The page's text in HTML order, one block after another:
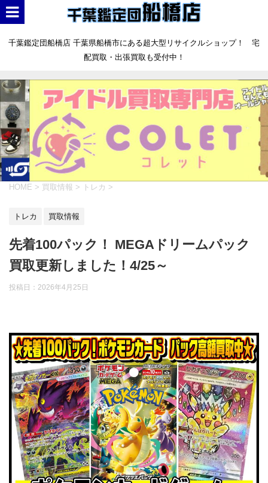
千葉鑑定団船橋店 千葉県船橋市にある超大型リサイクルショップ！ 宅
配買取・出張買取も受付中！
HOME > 買取情報 > トレカ >
トレカ 買取情報
先着100パック！ MEGAドリームパック
買取更新しました！4/25～
投稿日： 2026年4月25日